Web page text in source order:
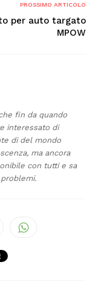
PROSSIMO ARTICOLO
per auto targato
MPOW
fin da quando
interessato di
di del mondo
ma ancora
con tutti e sa